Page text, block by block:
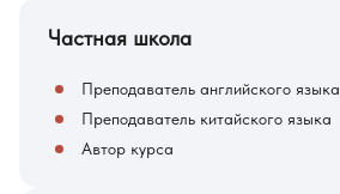
Частная школа
Преподаватель английского языка
Преподаватель китайского языка
Автор курса